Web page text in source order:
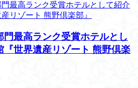
門最高ランク受賞ホテルとし
『世界遺産リゾート 熊野倶楽